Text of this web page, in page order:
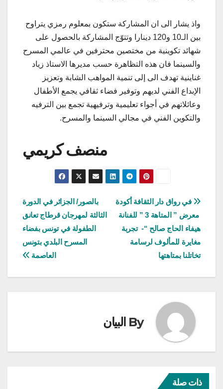
واذ يشار الى ان المشاركة ستكون بمعلوم رمزي يتراوح
بين الـ10 و120 دينارا وتتوّج المشاركة بالحصول على
شهائد تكوينية من مختصين محترفين في عالمي المسرح
والسينما فان هذه التظاهرة حسب مديرها الاستاذ زياد
غناينية تهدف الى إلى تنمية المواهب الشابة وتعزيز
الإبداع الفني لديهم وتوفير فضاء ثقافي يجمع الأطفال
وعائلاتهم في أجواء تعليمية وترفيهية تجمع بين الترفيه
والتكوين الفني في مجالي السينما والمسرح.
منصف كريمي
تصفّح
المقالات
بالصور/ الجزائر في الدورة
الثالثة لمهرجان قرطاج تعانق
الطفولة في تونس بفضاء
المسرح البلدي بتونس
العاصمة
في رواق دار الثقافة أكودة
معرض ” المتاهة 3 ” للفنانة
هيفاء الحاج صالح “- تجربة
مغايرة للمألوف لرسامة
تخاتلنا بمتاهتها
By البيان
ذات صلة